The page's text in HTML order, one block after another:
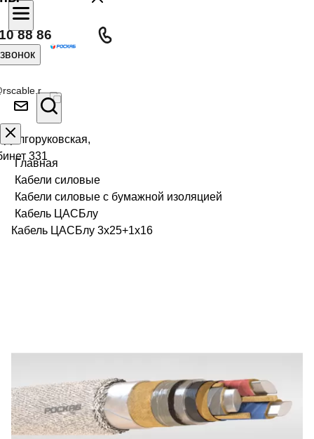
88 86
331
Главная
Кабели силовые
Кабели силовые с бумажной изоляцией
Кабель ЦАСБлу
Кабель ЦАСБлу 3х25+1х16